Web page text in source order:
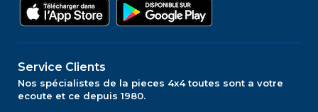
Service Clients
Nos spécialistes de la pieces 4x4 toutes sont a votre
ecoute et ce depuis 1980.